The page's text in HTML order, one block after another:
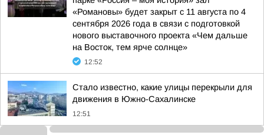
«Романовы» будет закрыт с 11 августа по 4
сентября 2026 года в связи с подготовкой
нового выставочного проекта «Чем дальше
на Восток, тем ярче солнце»
12:52
Стало известно, какие улицы перекрыли для
движения в Южно-Сахалинске
12:51